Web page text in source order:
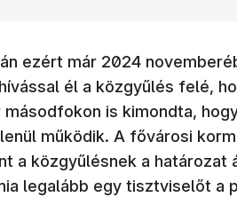
ezért már 2024
él a közgyűlés felé,
is kimondta,
működik. A fővárosi
a közgyűlésnek a
legalább egy tisztviselőt a